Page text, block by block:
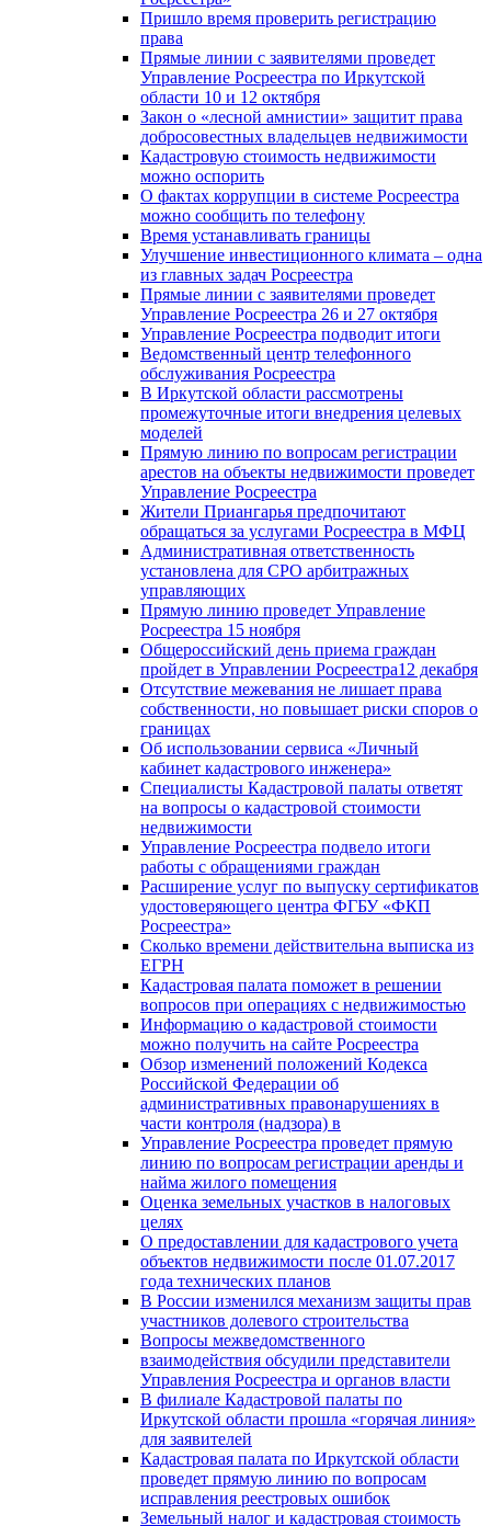
Пришло время проверить регистрацию
права
Прямые линии с заявителями проведет
Управление Росреестра по Иркутской
области 10 и 12 октября
Закон о «лесной амнистии» защитит права
добросовестных владельцев недвижимости
Кадастровую стоимость недвижимости
можно оспорить
О фактах коррупции в системе Росреестра
можно сообщить по телефону
Время устанавливать границы
Улучшение инвестиционного климата – одна
из главных задач Росреестра
Прямые линии с заявителями проведет
Управление Росреестра 26 и 27 октября
Управление Росреестра подводит итоги
Ведомственный центр телефонного
обслуживания Росреестра
В Иркутской области рассмотрены
промежуточные итоги внедрения целевых
моделей
Прямую линию по вопросам регистрации
арестов на объекты недвижимости проведет
Управление Росреестра
Жители Приангарья предпочитают
обращаться за услугами Росреестра в МФЦ
Административная ответственность
установлена для СРО арбитражных
управляющих
Прямую линию проведет Управление
Росреестра 15 ноября
Общероссийский день приема граждан
пройдет в Управлении Росреестра12 декабря
Отсутствие межевания не лишает права
собственности, но повышает риски споров о
границах
Об использовании сервиса «Личный
кабинет кадастрового инженера»
Специалисты Кадастровой палаты ответят
на вопросы о кадастровой стоимости
недвижимости
Управление Росреестра подвело итоги
работы с обращениями граждан
Расширение услуг по выпуску сертификатов
удостоверяющего центра ФГБУ «ФКП
Росреестра»
Сколько времени действительна выписка из
ЕГРН
Кадастровая палата поможет в решении
вопросов при операциях с недвижимостью
Информацию о кадастровой стоимости
можно получить на сайте Росреестра
Обзор изменений положений Кодекса
Российской Федерации об
административных правонарушениях в
части контроля (надзора) в
Управление Росреестра проведет прямую
линию по вопросам регистрации аренды и
найма жилого помещения
Оценка земельных участков в налоговых
целях
О предоставлении для кадастрового учета
объектов недвижимости после 01.07.2017
года технических планов
В России изменился механизм защиты прав
участников долевого строительства
Вопросы межведомственного
взаимодействия обсудили представители
Управления Росреестра и органов власти
В филиале Кадастровой палаты по
Иркутской области прошла «горячая линия»
для заявителей
Кадастровая палата по Иркутской области
проведет прямую линию по вопросам
исправления реестровых ошибок
Земельный налог и кадастровая стоимость